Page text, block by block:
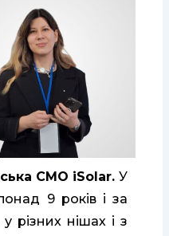
CMO iSolar. У
9 років і за
різних нішах і з